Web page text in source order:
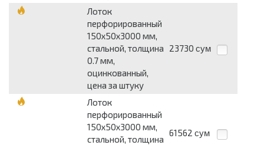
Лоток
перфорированный
150х50х3000 мм,
стальной, толщина
0.7 мм,
оцинкованный,
цена за штуку
23730 сум
Лоток
перфорированный
150х50х3000 мм,
стальной, толщина
61562 сум